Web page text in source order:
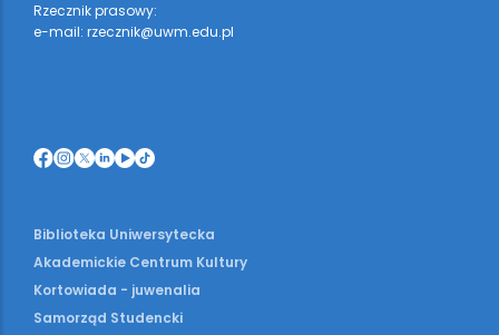
Rzecznik prasowy:
e-mail: rzecznik@uwm.edu.pl
Biblioteka Uniwersytecka
Akademickie Centrum Kultury
Kortowiada - juwenalia
Samorząd Studencki